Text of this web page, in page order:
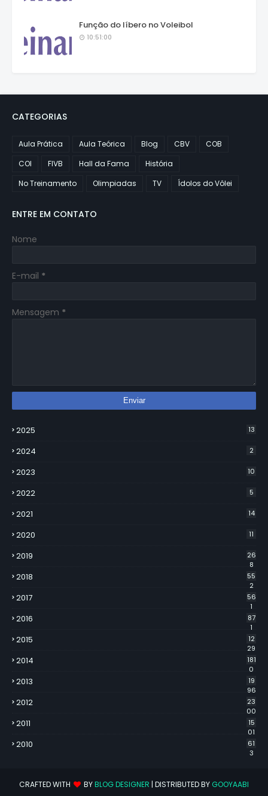
Função do líbero no Voleibol
10:51:00
CATEGORIAS
Aula Prática Aula Teórica Blog CBV
COB
COI
FIVB Hall da Fama
História
No Treinamento
Olimpiadas TV Ídolos do Vôlei
ENTRE EM CONTATO
Nome
E-mail *
Mensagem *
2025 13
2024 2
2023 10
2022 5
2021 14
2020 11
2019
26
8
2018
55
2
2017
56
1
2016
87
1
2015
12
29
2014
181
0
2013
19
96
2012
23
00
2011
15
01
2010
61
3
CRAFTED WITH BYBLOG DESIGNER | DISTRIBUTED BY GOOYAABI